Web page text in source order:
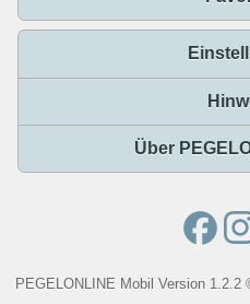
Über
PEGELONLINE Mobil Version 1.2.2